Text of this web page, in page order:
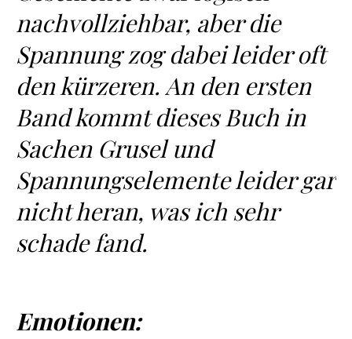
nachvollziehbar, aber die
Spannung zog dabei leider oft
den kürzeren. An den ersten
Band kommt dieses Buch in
Sachen Grusel und
Spannungselemente leider gar
nicht heran, was ich sehr
schade fand.
Emotionen: